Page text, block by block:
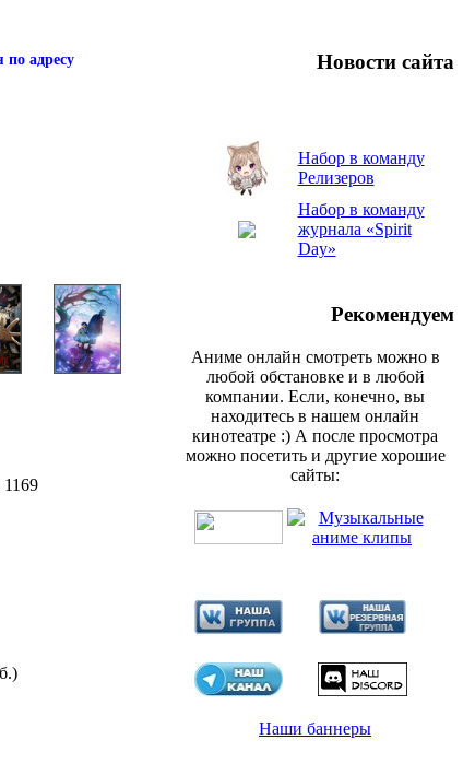
по адресу
Новости сайта
Набор в команду
Релизеров
Набор в команду
журнала «Spirit
Day»
Рекомендуем
Аниме онлайн смотреть можно в
любой обстановке и в любой
компании. Если, конечно, вы
находитесь в нашем онлайн
кинотеатре :) А после просмотра
можно посетить и другие хорошие
сайты:
Наши баннеры